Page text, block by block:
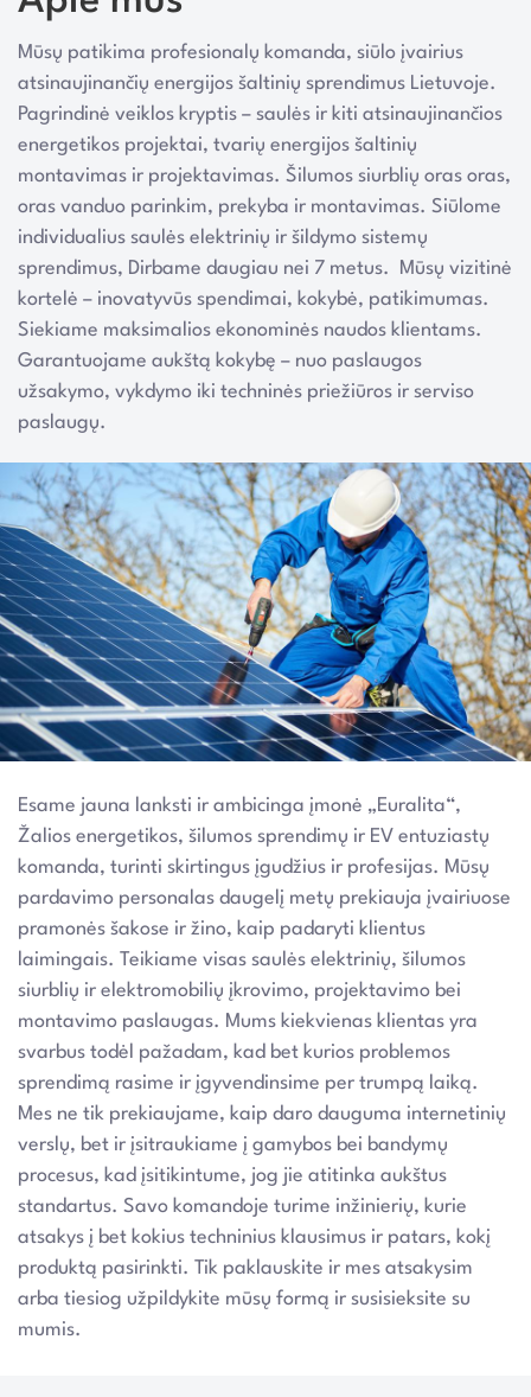
Mūsų patikima profesionalų komanda, siūlo įvairius
atsinaujinančių energijos šaltinių sprendimus Lietuvoje.
Pagrindinė veiklos kryptis – saulės ir kiti atsinaujinančios
energetikos projektai, tvarių energijos šaltinių
montavimas ir projektavimas. Šilumos siurblių oras oras,
oras vanduo parinkim, prekyba ir montavimas. Siūlome
individualius saulės elektrinių ir šildymo sistemų
sprendimus, Dirbame daugiau nei 7 metus. Mūsų vizitinė
kortelė – inovatyvūs spendimai, kokybė, patikimumas.
Siekiame maksimalios ekonominės naudos klientams.
Garantuojame aukštą kokybę – nuo paslaugos
užsakymo, vykdymo iki techninės priežiūros ir serviso
paslaugų.
Esame jauna lanksti ir ambicinga įmonė „Euralita“,
Žalios energetikos, šilumos sprendimų ir EV entuziastų
komanda, turinti skirtingus įgudžius ir profesijas. Mūsų
pardavimo personalas daugelį metų prekiauja įvairiuose
pramonės šakose ir žino, kaip padaryti klientus
laimingais. Teikiame visas saulės elektrinių, šilumos
siurblių ir elektromobilių įkrovimo, projektavimo bei
montavimo paslaugas. Mums kiekvienas klientas yra
svarbus todėl pažadam, kad bet kurios problemos
sprendimą rasime ir įgyvendinsime per trumpą laiką.
Mes ne tik prekiaujame, kaip daro dauguma internetinių
verslų, bet ir įsitraukiame į gamybos bei bandymų
procesus, kad įsitikintume, jog jie atitinka aukštus
standartus. Savo komandoje turime inžinierių, kurie
atsakys į bet kokius techninius klausimus ir patars, kokį
produktą pasirinkti. Tik paklauskite ir mes atsakysim
arba tiesiog užpildykite mūsų formą ir susisieksite su
mumis.